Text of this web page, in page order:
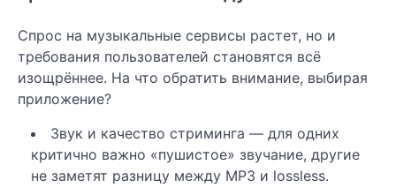
Спрос на музыкальные сервисы растет, но и
требования пользователей становятся всё
изощрённее. На что обратить внимание, выбирая
приложение?
Звук и качество стриминга — для одних
критично важно «пушистое» звучание, другие
не заметят разницу между MP3 и lossless.